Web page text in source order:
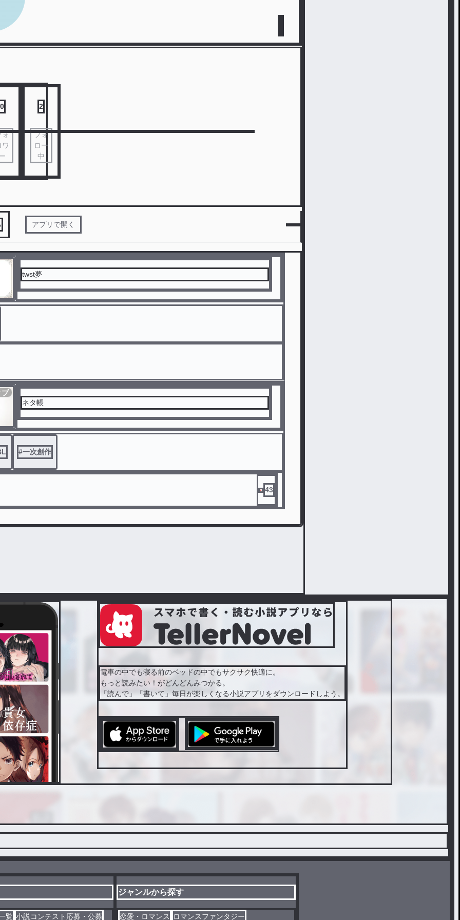
0
ォ
ワ
2
フォ
ロー
中
アプリで開く
twst夢
ブ
ネタ帳
#一次創作
43
電車の中でも寝る前のベッドの中でもサクサク快適に。
もっと読みたい！がどんどんみつかる。
「読んで」「書いて」毎日が楽しくなる小説アプリをダウンロードしよう。
覧 小説コンテスト応募・公募
ジャンルから探す
恋愛・ロマンス ロマンスファンタジー